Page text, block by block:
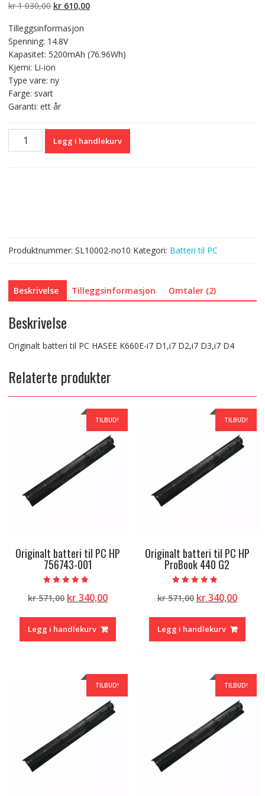
kr1 030,00 Opprinnelig
var:
kr 1
030,00.
kr610,00Nåværende
Tilleggsinformasjon
Spenning: 14.8V
Kapasitet: 5200mAh (76.96Wh)
Kjemi: Li-ion
Type vare: ny
Farge: svart
Garanti: ett år
Originalt
batteri
D2,i7
D3,i7
D4
antall
Legg i handlekurv
Produktnummer: SL10002-no10 Kategori: Batteri til PC
Beskrivelse Tilleggsinformasjon Omtaler (2)
Beskrivelse
Originalt batteri til PC HASEE K660E-i7 D1,i7 D2,i7 D3,i7 D4
Relaterte produkter
TILBUD!
Originalt batteri til PC HP
756743-001
4.50
av 5
kr571,00 Opprinnelig
var:
kr 571,00.
kr340,00Nåværende
kr 340,00.
Legg i handlekurv
TILBUD!
Originalt batteri til PC HP
ProBook 440 G2
4.50
av 5
kr571,00 Opprinnelig
var:
kr 571,00.
kr340,00
kr
Legg i handlekurv
TILBUD! TILBUD!